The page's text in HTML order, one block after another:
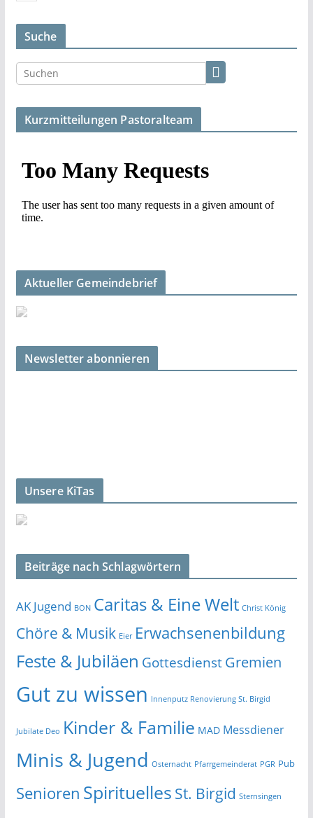
Suche
Kurzmitteilungen Pastoralteam
Aktueller Gemeindebrief
Newsletter abonnieren
Unsere KiTas
Beiträge nach Schlagwörtern
AK Jugend BON Caritas & Eine Welt Christ König
Chöre & Musik Eier Erwachsenenbildung
Feste & Jubiläen GottesdienstGremien
Gut zu wissen Innenputz Renovierung St. Birgid
Jubilate Deo Kinder & Familie MAD Messdiener
Minis & Jugend Osternacht Pfarrgemeinderat PGR Pub
Senioren Spirituelles St. Birgid Sternsingen